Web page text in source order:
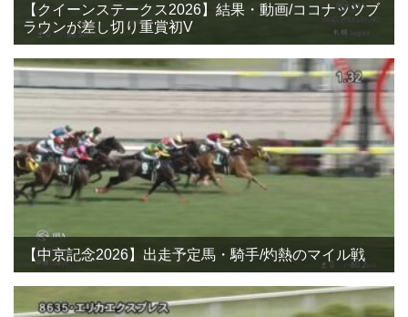
【クイーンステークス2026】結果・動画/ココナッツブ
ラウンが差し切り重賞初V
【中京記念2026】出走予定馬・騎手/灼熱のマイル戦